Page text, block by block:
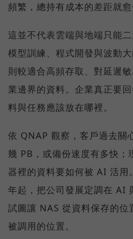
頻繁，總持有成本的差距就愈
這並不代表雲端與地端只能
模型訓練、程式開發與波動
則較適合高頻存取、對延遲
業邊界的資料。企業真正要
料與任務應該放在哪裡。
依 QNAP 觀察，客戶過去關
幾 PB，或備份速度有多快；
器裡的資料要如何被 AI 活用
年起，把公司發展定調在 AI
試圖讓 NAS 從資料保存的位
被調用的位置。